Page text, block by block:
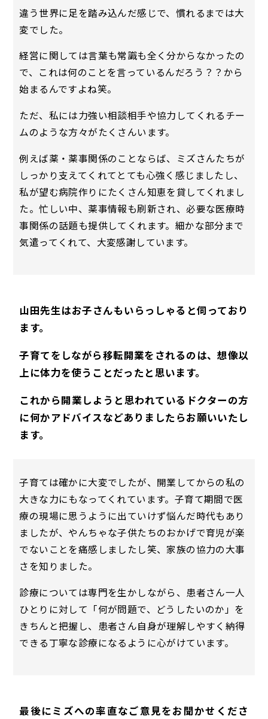
違う世界に足を踏み込んだ感じで、慣れるまでは大
変でした。
経営に関しては言葉も常識も全く分からなかったの
で、これは何のことを言っているんだろう？？から
始まるんですよね笑。
ただ、私には力強い相談相手や協力してくれるチー
ムのような方々がたくさんいます。
例えば薬・薬事関係のことならば、ミズさんたちが
しっかり支えてくれてとても心強く感じましたし、
私が望む病院作りにたくさん知恵を貸してくれまし
た。忙しい中、薬事情報も刷新され、必要な医療時
事関係の話題も提供してくれます。細かな部分まで
気遣ってくれて、大変感謝しています。
山田先生はお子さんもいらっしゃると伺っており
ます。
子育てをしながら移転開業をされるのは、想像以
上に体力を使うことだったと思います。
これから開業しようと思われているドクターの方
に何かアドバイスなどありましたらお願いいたし
ます。
子育ては確かに大変でしたが、開業してからの私の
大きな力にもなってくれています。子育て期間で医
療の現場に思うように出ていけず悩んだ時代もあり
ましたが、やんちゃな子供たちのおかげで育児が楽
でないことを痛感しましたし笑、家族の協力の大事
さを知りました。
診療については専門を生かしながら、患者さん一人
ひとりに対して「何が問題で、どうしたいのか」を
きちんと把握し、患者さん自身が理解しやすく納得
できる丁寧な診療になるように心がけています。
最後にミズへの率直なご意見をお聞かせくださ